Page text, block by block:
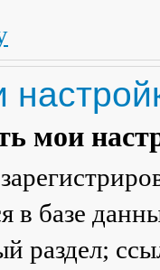
мои
в базе
раздел;